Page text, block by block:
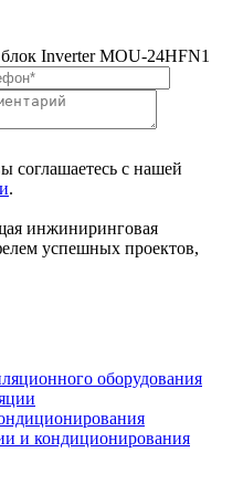
Inverter MOU-24HFN1
с нашей
.
инжиниринговая
успешных проектов,
оборудования
и кондиционирования